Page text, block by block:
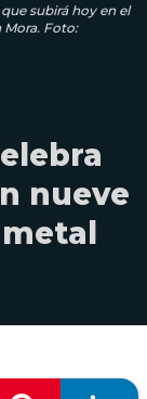
subirá hoy en el
Mora. Foto:
nueve